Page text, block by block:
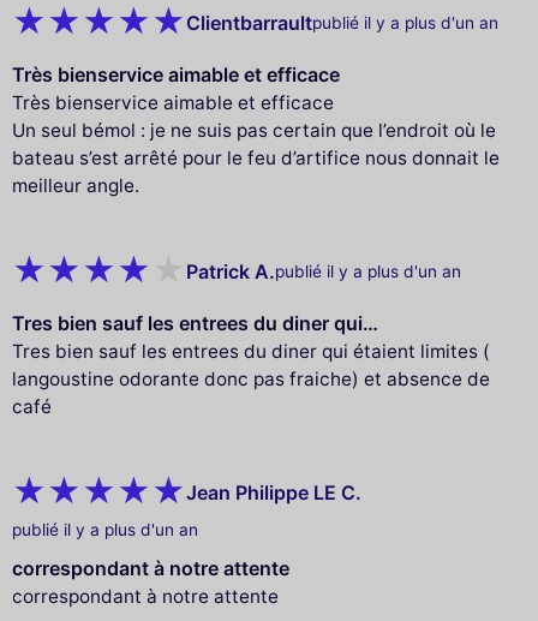
Clientbarraultpublié il y a plus d'un an
Très bienservice aimable et efficace
Très bienservice aimable et efficace
Un seul bémol : je ne suis pas certain que l’endroit où le
bateau s’est arrêté pour le feu d’artifice nous donnait le
meilleur angle.
Patrick A.publié il y a plus d'un an
Tres bien sauf les entrees du diner qui…
Tres bien sauf les entrees du diner qui étaient limites (
langoustine odorante donc pas fraiche) et absence de
café
Jean Philippe LE C.
publié il y a plus d'un an
correspondant à notre attente
correspondant à notre attente